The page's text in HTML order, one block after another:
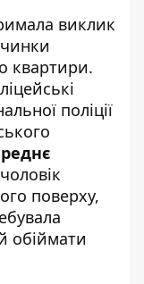
виклик
квартири.
поліції
поверху,
обіймати